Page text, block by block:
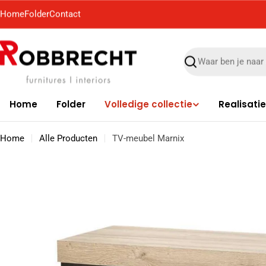
naar
inhoud
HomeFolderContact
Zoek
Home Folder Volledige collectie
Home Alle Producten TV-meubel Marnix